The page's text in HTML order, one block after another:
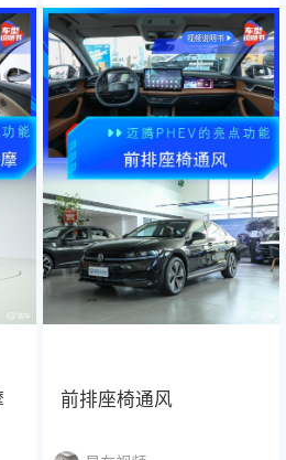
前排座椅通风